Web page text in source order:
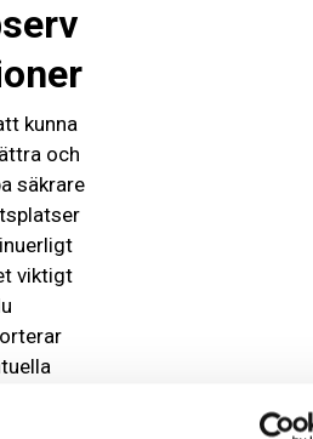
kunna
och
säkrare
viktigt